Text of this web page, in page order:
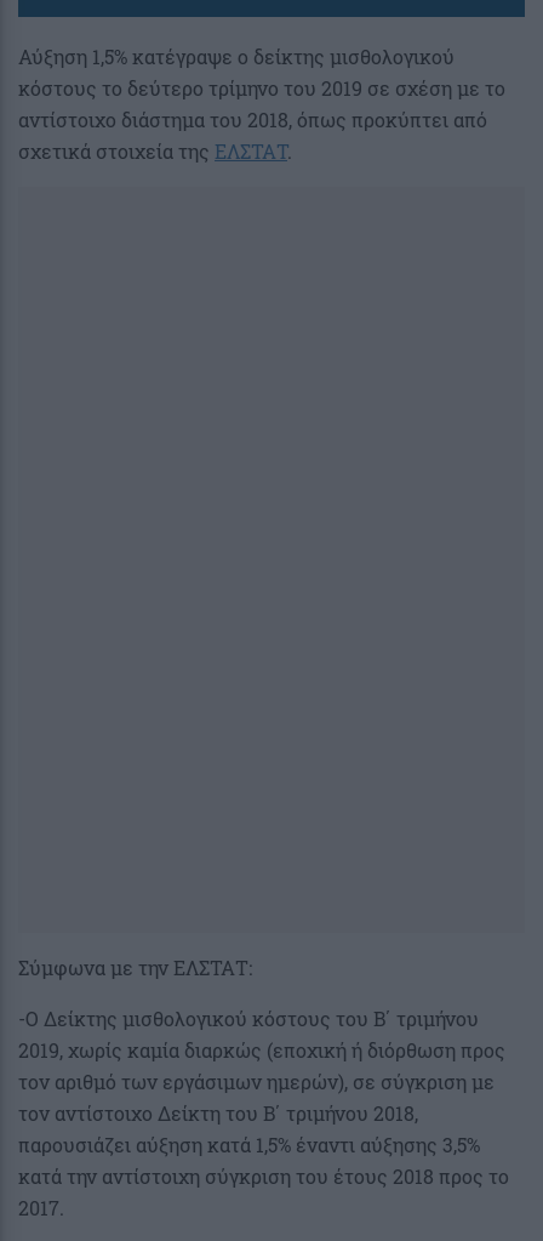
Αύξηση 1,5% κατέγραψε ο δείκτης μισθολογικού
κόστους το δεύτερο τρίμηνο του 2019 σε σχέση με το
αντίστοιχο διάστημα του 2018, όπως προκύπτει από
σχετικά στοιχεία της ΕΛΣΤΑΤ.
Σύμφωνα με την ΕΛΣΤΑΤ:
-Ο Δείκτης μισθολογικού κόστους του Β΄ τριμήνου
2019, χωρίς καμία διαρκώς (εποχική ή διόρθωση προς
τον αριθμό των εργάσιμων ημερών), σε σύγκριση με
τον αντίστοιχο Δείκτη του Β΄ τριμήνου 2018,
παρουσιάζει αύξηση κατά 1,5% έναντι αύξησης 3,5%
κατά την αντίστοιχη σύγκριση του έτους 2018 προς το
2017.